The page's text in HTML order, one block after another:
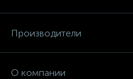
Производители
О компании